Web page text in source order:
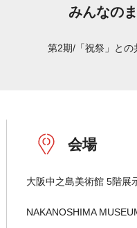
みんなの
第2期/「祝祭」との
会場
大阪中之島美術館 5階展
NAKANOSHIMA